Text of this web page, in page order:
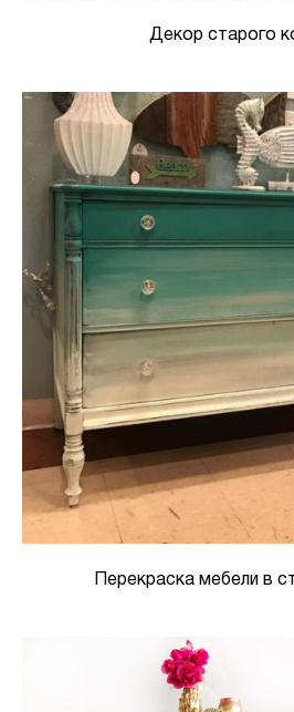
Декор старого
Перекраска мебели в